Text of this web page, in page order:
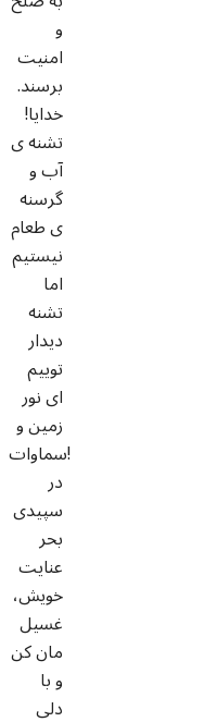
و
امنیت
برسند.
خدایا!
تشنه ی
آب و
گرسنه
ی طعام
نیستیم
اما
تشنه
دیدار
توییم
ای نور
زمین و
سماوات!
در
سپیدی
بحر
عنایت
خویش،
غسیل
مان کن
و با
دلی